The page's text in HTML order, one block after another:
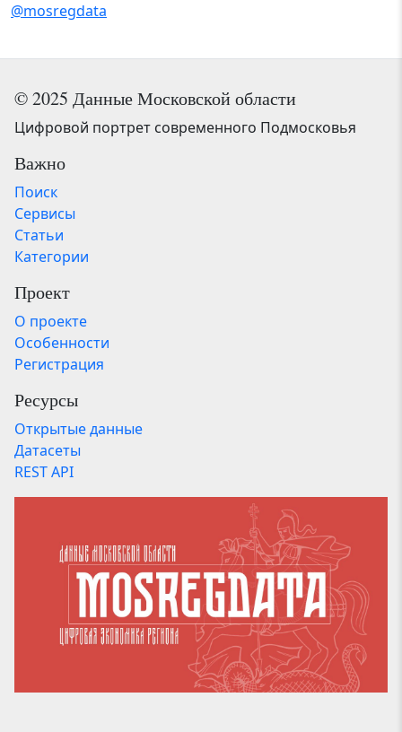
@mosregdata
© 2025 Данные Московской области
Цифровой портрет современного Подмосковья
Важно
Поиск
Сервисы
Статьи
Категории
Проект
О проекте
Особенности
Регистрация
Ресурсы
Открытые данные
Датасеты
REST API